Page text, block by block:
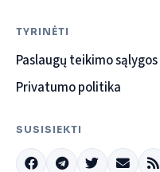
TYRINĖTI
Paslaugų teikimo sąlygos
Privatumo politika
SUSISIEKTI